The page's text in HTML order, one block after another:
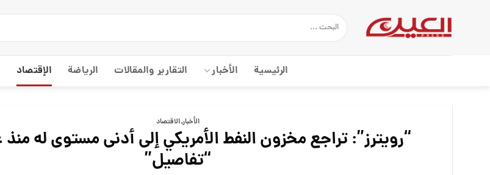
الرئيسية الأخبار التقارير والمقالات الریاضة الإقتصاد
الأخبار,الاقتصاد
“تفاصيل”